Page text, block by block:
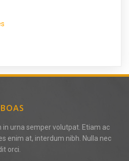
in urna semper volutpat. Etiam ac
enim at, interdum nibh. Nulla nec
orci.